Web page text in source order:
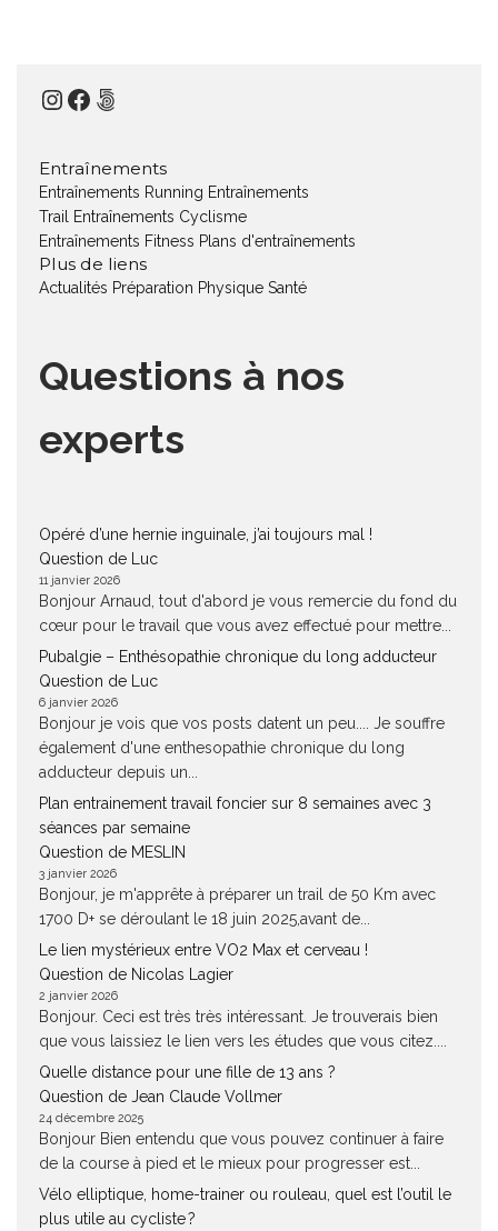
Instagram
Facebook
500px
Entraînements
Entraînements Running Entraînements
Trail
Entraînements Cyclisme
Entraînements Fitness Plans d'entraînements
Plus de liens
Actualités Préparation Physique Santé
Questions à nos
experts
Opéré d’une hernie inguinale, j’ai toujours mal !
Question de Luc
11 janvier 2026
Bonjour Arnaud, tout d'abord je vous remercie du fond du
cœur pour le travail que vous avez effectué pour mettre...
Pubalgie – Enthésopathie chronique du long adducteur
Question de Luc
6 janvier 2026
Bonjour je vois que vos posts datent un peu.... Je souffre
également d'une enthesopathie chronique du long
adducteur depuis un...
Plan entrainement travail foncier sur 8 semaines avec 3
séances par semaine
Question de MESLIN
3 janvier 2026
Bonjour, je m'apprête à préparer un trail de 50 Km avec
1700 D+ se déroulant le 18 juin 2025,avant de...
Le lien mystérieux entre VO2 Max et cerveau !
Question de Nicolas Lagier
2 janvier 2026
Bonjour. Ceci est très très intéressant. Je trouverais bien
que vous laissiez le lien vers les études que vous citez....
Quelle distance pour une fille de 13 ans ?
Question de Jean Claude Vollmer
24 décembre 2025
Bonjour Bien entendu que vous pouvez continuer à faire
de la course à pied et le mieux pour progresser est...
Vélo elliptique, home-trainer ou rouleau, quel est l’outil le
plus utile au cycliste ?